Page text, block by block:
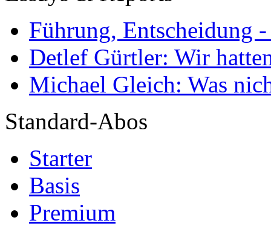
Führung, Entscheidung
Detlef Gürtler: Wir
Michael Gleich: Was
Standard-Abos
Starter
Basis
Premium